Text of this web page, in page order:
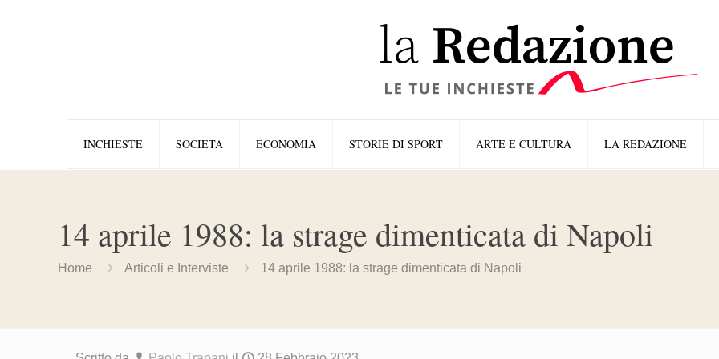
INCHIESTE SOCIETÀ ECONOMIA STORIE DI SPORT ARTE E CULTURA LA REDAZIONE
14 aprile 1988: la strage dimenticata di Napoli
Home Articoli e Interviste 14 aprile 1988: la strage dimenticata di Napoli